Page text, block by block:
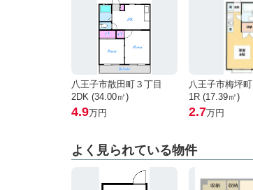
八王子市散田町３丁目
2DK (34.00㎡)
4.9万円
八王子市梅坪町
1R (17.39㎡)
2.7万円
よく見られている物件